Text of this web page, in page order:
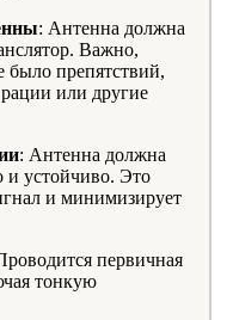
: Антенна должна
Важно,
было препятствий,
или другие
: Антенна должна
и устойчиво. Это
и минимизирует
первичная
тонкую